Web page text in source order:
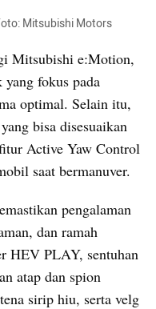
Mitsubishi Motors
Mitsubishi e:Motion,
fokus pada
optimal. Selain itu,
bisa disesuaikan
Active Yaw Control
saat bermanuver.
pengalaman
dan ramah
HEV PLAY, sentuhan
atap dan spion